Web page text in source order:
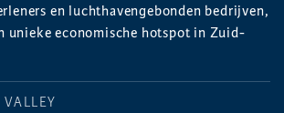
en luchthavengebonden bedrijven,
unieke economische hotspot in Zuid-